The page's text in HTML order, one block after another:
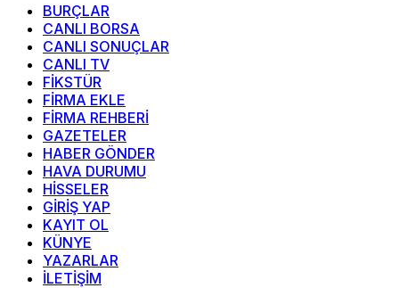
BURÇLAR
CANLI BORSA
CANLI SONUÇLAR
CANLI TV
FİKSTÜR
FİRMA EKLE
FİRMA REHBERİ
GAZETELER
HABER GÖNDER
HAVA DURUMU
HİSSELER
GİRİŞ YAP
KAYIT OL
KÜNYE
YAZARLAR
İLETİŞİM